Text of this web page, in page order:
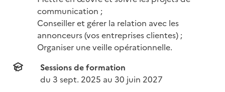
communication ;
Conseiller et gérer la relation avec les
annonceurs (vos entreprises clientes) ;
Organiser une veille opérationnelle.
Sessions de formation
du 3 sept. 2025 au 30 juin 2027